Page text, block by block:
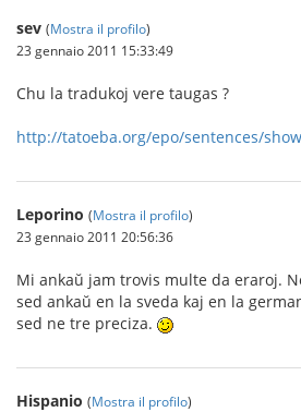
sev (Mostra il profilo)
23 gennaio 2011 15:33:49
Chu la tradukoj vere taugas ?
http://tatoeba.org/epo/sentences/
Leporino (Mostra il profilo)
23 gennaio 2011 20:56:36
Mi ankaŭ jam trovis multe da eraroj.
sed ankaŭ en la sveda kaj en la
sed ne tre preciza.
Hispanio (Mostra il profilo)